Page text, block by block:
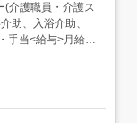
(介護職員・介護ス
助、入浴介助、
手当<給与>月給
あり)資格手当:初
研修(旧ヘルパー